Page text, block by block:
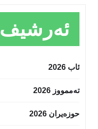
ئەرشیف
ئاب 2026
تەممووز 2026
حوزه‌یران 2026